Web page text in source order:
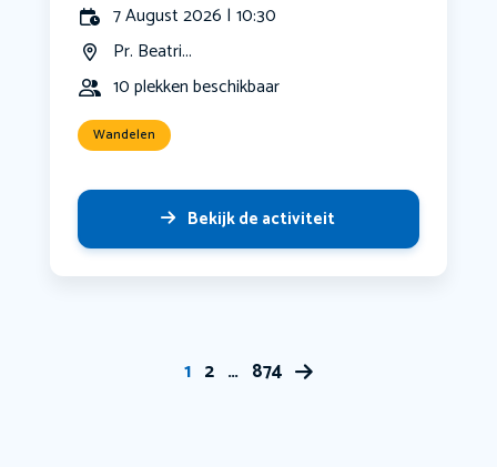
7 August 2026 | 10:30
Pr. Beatri...
10 plekken beschikbaar
Wandelen
Bekijk de activiteit
1 2 … 874